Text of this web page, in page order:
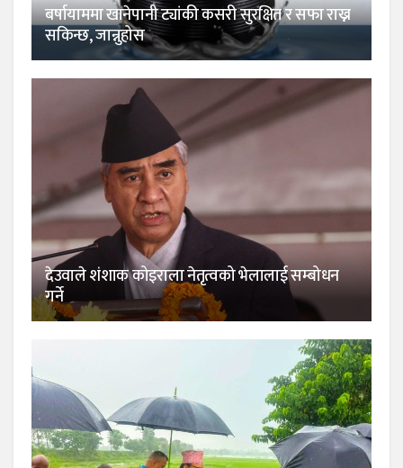
बर्षायाममा खानेपानी ट्यांकी कसरी सुरक्षित र सफा राख्न
सकिन्छ, जान्नुहोस
देउवाले शंशाक कोइराला नेतृत्वको भेलालाई सम्बोधन
गर्ने